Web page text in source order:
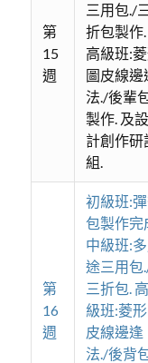
第
15
週
三用包./
折包製作.
高級班:
圖皮線邊
法./後輩
製作. 及設
計創作研
組.
第
16
週
初級班:
包製作完
中級班:
途三用包
三折包. 高
級班:菱
皮線邊逢
法./後背